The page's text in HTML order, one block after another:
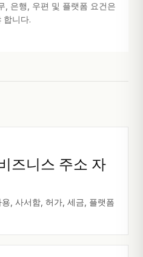
, 은행, 우편 및 플랫폼 요건은
합니다.
즈니스 주소 자
, 사서함, 허가, 세금, 플랫폼